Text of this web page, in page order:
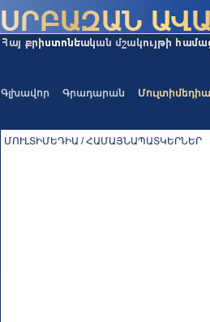
Գլխավոր Գրադարան Մուլտիմեդիա
ՄՈՒԼՏԻՄԵԴԻԱ / ՀԱՄԱՅՆԱՊԱՏԿԵՐՆԵՐ